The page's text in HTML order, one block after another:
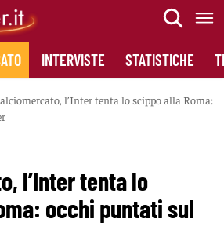
INTERVISTE STATISTICHE
l’Inter tenta lo scippo alla Roma:
l’Inter tenta lo
occhi puntati sul